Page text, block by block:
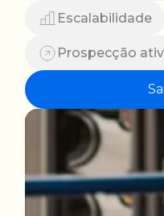
Escalabilidade
Prospecção